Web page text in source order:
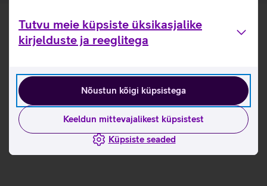
Tutvu meie küpsiste üksikasjalike
kirjelduste ja reeglitega
Nõustun kõigi küpsistega
Keeldun mittevajalikest küpsistest
Küpsiste seaded